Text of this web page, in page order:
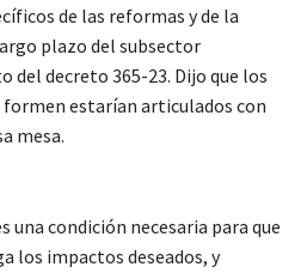
de las reformas y de la
plazo del subsector
del decreto 365-23. Dijo que los
formen estarían articulados con
mesa.
una condición necesaria para que
los impactos deseados, y